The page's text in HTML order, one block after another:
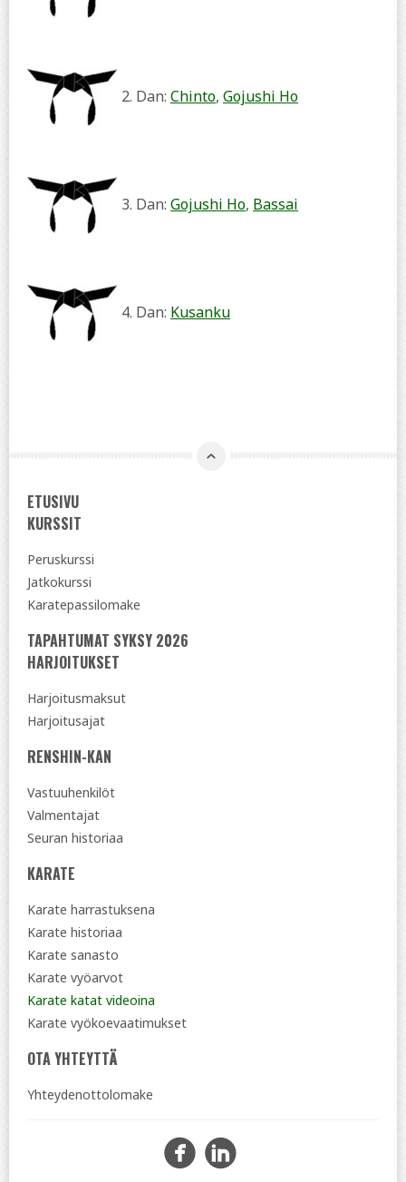
2. Dan: Chinto, Gojushi Ho
3. Dan: Gojushi Ho, Bassai
4. Dan: Kusanku
ETUSIVU
KURSSIT
Peruskurssi
Jatkokurssi
Karatepassilomake
TAPAHTUMAT SYKSY 2026
HARJOITUKSET
Harjoitusmaksut
Harjoitusajat
RENSHIN-KAN
Vastuuhenkilöt
Valmentajat
Seuran historiaa
KARATE
Karate harrastuksena
Karate historiaa
Karate sanasto
Karate vyöarvot
Karate katat videoina
Karate vyökoevaatimukset
OTA YHTEYTTÄ
Yhteydenottolomake
Facebook